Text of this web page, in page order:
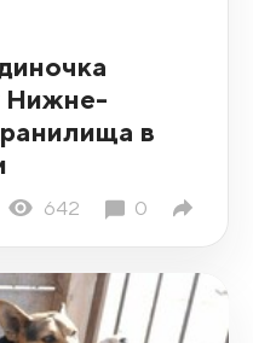
Нижне-
в
642 0